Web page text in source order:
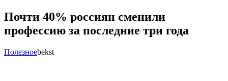
Почти 40% россиян сменили
профессию за последние три года
Полезноеbekst